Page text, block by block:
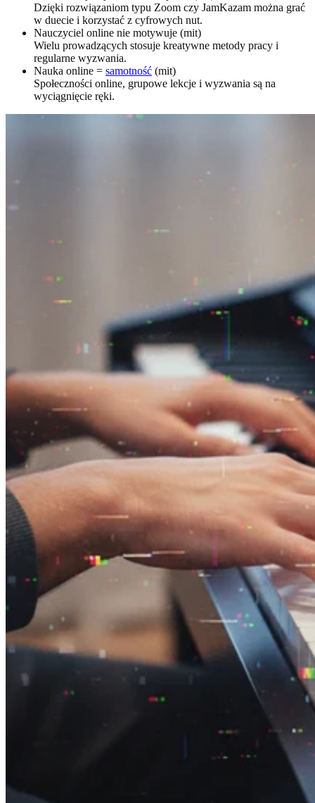
Dzięki rozwiązaniom typu Zoom czy JamKazam można grać
w duecie i korzystać z cyfrowych nut.
Nauczyciel online nie motywuje (mit)
Wielu prowadzących stosuje kreatywne metody pracy i
regularne wyzwania.
Nauka online = samotność (mit)
Społeczności online, grupowe lekcje i wyzwania są na
wyciągnięcie ręki.